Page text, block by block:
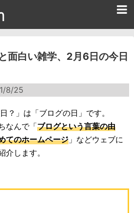
面白い雑学、2月6日の今日
8/25
？」は「ブログの日」です。
なんで「ブログという言葉の由
てのホームページ 」などウェブに
介します。